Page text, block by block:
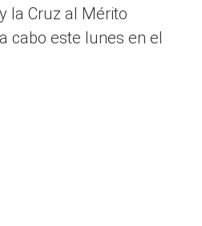
la Cruz al Mérito
cabo este lunes en el